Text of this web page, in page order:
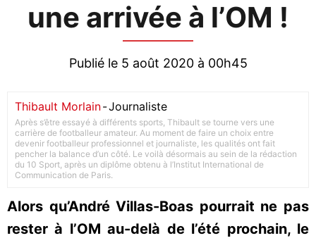
une arrivée à l’OM !
Publié le 5 août 2020 à 00h45
Thibault Morlain-Journaliste
Après s’être essayé à différents sports, Thibault se tourne vers une
carrière de footballeur amateur. Au moment de faire un choix entre
devenir footballeur professionnel et journaliste, les qualités ont fait
pencher la balance d’un côté. Le voilà désormais au sein de la rédaction
du 10 Sport, après un diplôme obtenu à l’Institut International de
Communication de Paris.
Alors qu’André Villas-Boas pourrait ne pas
rester à l’OM au-delà de l’été prochain, le